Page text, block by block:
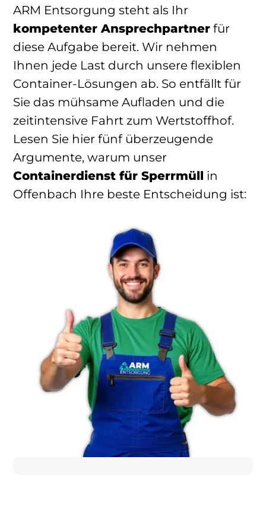
ARM Entsorgung steht als Ihr
kompetenter Ansprechpartner für
diese Aufgabe bereit. Wir nehmen
Ihnen jede Last durch unsere flexiblen
Container-Lösungen ab. So entfällt für
Sie das mühsame Aufladen und die
zeitintensive Fahrt zum Wertstoffhof.
Lesen Sie hier fünf überzeugende
Argumente, warum unser
Containerdienst für Sperrmüll in
Offenbach Ihre beste Entscheidung ist: